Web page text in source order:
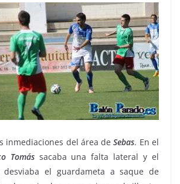
inmediaciones del área deSebas. En el
Tomássacaba una falta lateral y el
desviaba el guardameta a saque de